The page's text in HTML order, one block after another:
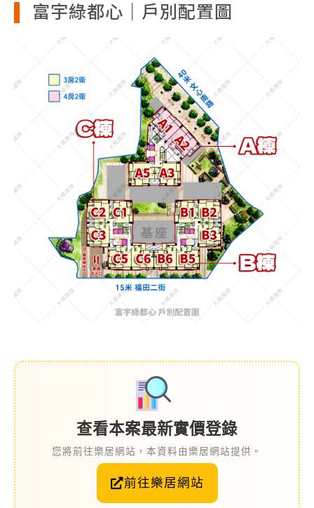
富宇綠都心｜戶別配置圖
查看本案最新實價登錄
您將前往樂居網站，本資料由樂居網站提供。
前往樂居網站